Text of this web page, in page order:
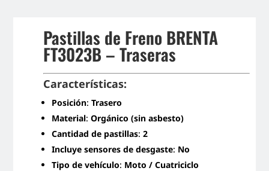
Pastillas de Freno BRENTA
FT3023B – Traseras
Características:
Posición:Trasero
Material:Orgánico (sin asbesto)
Cantidad de pastillas:2
Incluye sensores de desgaste: No
Tipo de vehículo: Moto / Cuatriciclo